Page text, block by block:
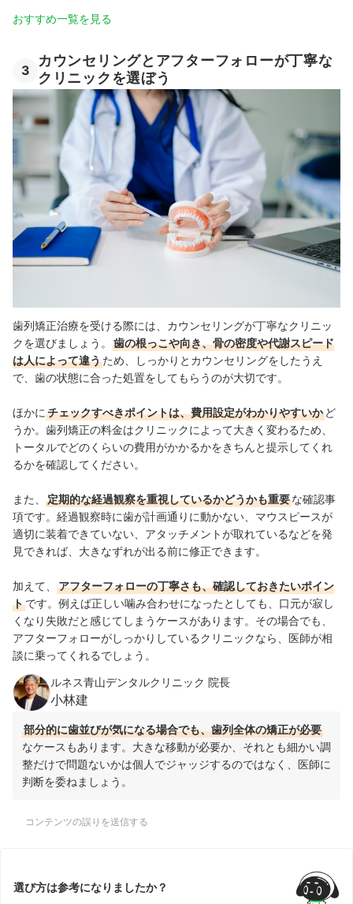
おすすめ一覧を見る
3
カウンセリングとアフターフォローが丁寧な
クリニックを選ぼう
歯列矯正治療を受ける際には、カウンセリングが丁寧なクリニッ
クを選びましょう。
歯の根っこや向き、骨の密度や代謝スピード
は人によって違うため、しっかりとカウンセリングをしたうえ
で、歯の状態に合った処置をしてもらうのが大切です。
ほかにチェックすべきポイントは、費用設定がわかりやすいか ど
うか。歯列矯正の料金はクリニックによって大きく変わるため、
トータルでどのくらいの費用がかかるかをきちんと提示してくれ
るかを確認してください。
また、 定期的な経過観察を重視しているかどうかも重要な確認事
項です。経過観察時に歯が計画通りに動かない、マウスピースが
適切に装着できていない、アタッチメントが取れているなどを発
見できれば、大きなずれが出る前に修正できます。
加えて、
アフターフォローの丁寧さも、確認しておきたいポイン
トです。例えば正しい噛み合わせになったとしても、口元が寂し
くなり失敗だと感じてしまうケースがあります。その場合でも、
アフターフォローがしっかりしているクリニックなら、医師が相
談に乗ってくれるでしょう。
ルネス青山デンタルクリニック 院長
小林建
部分的に歯並びが気になる場合でも、歯列全体の矯正が必要
なケースもあります。大きな移動が必要か、それとも細かい調
整だけで問題ないかは個人でジャッジするのではなく、医師に
判断を委ねましょう。
コンテンツの誤りを送信する
選び方は参考になりましたか？